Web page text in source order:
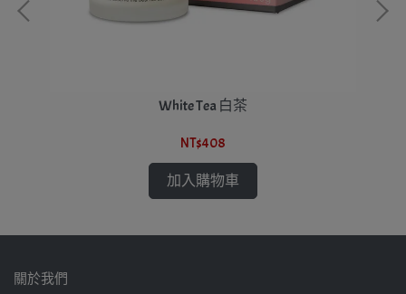
White Tea 白茶
NT$408
加入購物車
關於我們